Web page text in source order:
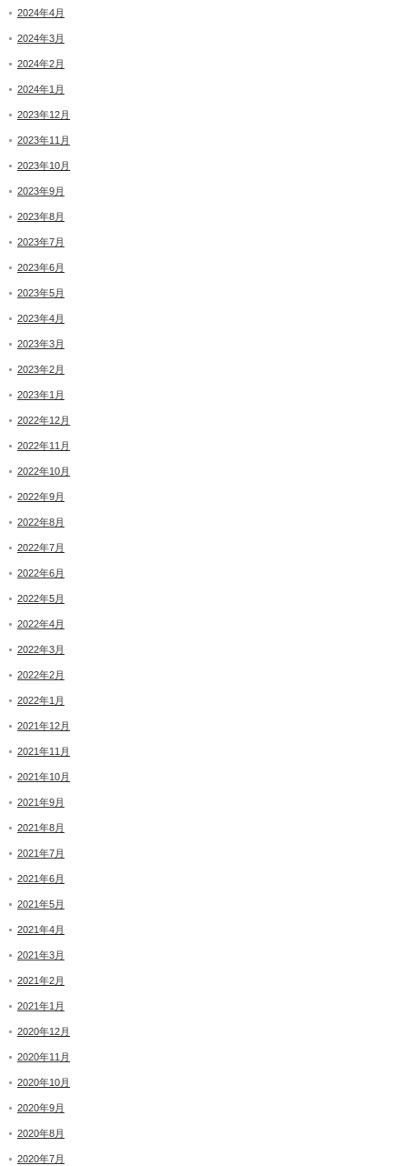
2024年4月
2024年3月
2024年2月
2024年1月
2023年12月
2023年11月
2023年10月
2023年9月
2023年8月
2023年7月
2023年6月
2023年5月
2023年4月
2023年3月
2023年2月
2023年1月
2022年12月
2022年11月
2022年10月
2022年9月
2022年8月
2022年7月
2022年6月
2022年5月
2022年4月
2022年3月
2022年2月
2022年1月
2021年12月
2021年11月
2021年10月
2021年9月
2021年8月
2021年7月
2021年6月
2021年5月
2021年4月
2021年3月
2021年2月
2021年1月
2020年12月
2020年11月
2020年10月
2020年9月
2020年8月
2020年7月